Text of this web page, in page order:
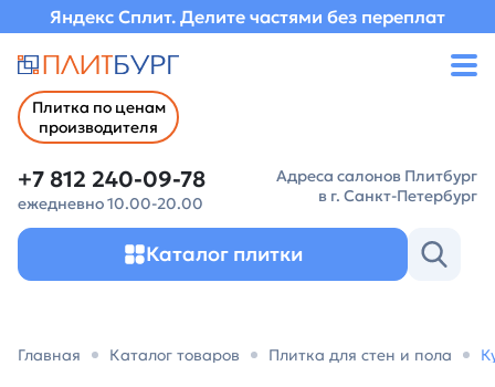
Яндекс Сплит. Делите частями без переплат
Плитка по ценам
производителя
+7 812 240-09-78
ежедневно 10.00-20.00
Адреса салонов Плитбург
в г. Санкт-Петербург
Каталог плитки
Главная Каталог товаров Плитка для стен и пола